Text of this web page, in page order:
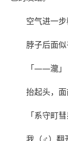
空气进一步
脖子后面
「——瀧」
抬起头，
「系守町